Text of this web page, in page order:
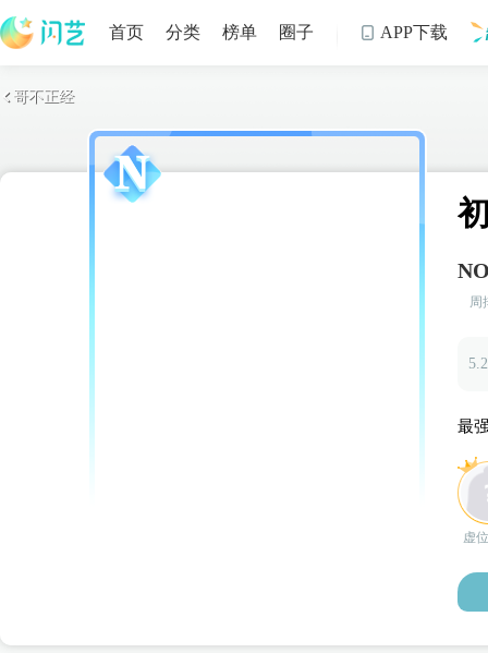
首页 分类 榜单 圈子  APP下载
 哥不正经
周
随
最
虚